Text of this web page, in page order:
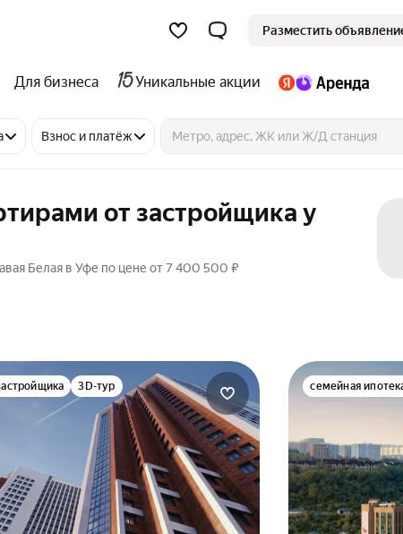
Разместить
Для бизнеса Уникальные акции
Взнос и платёж
от застройщика у
Белая в Уфе по цене от 7 400 500 ₽
3D-тур семейная